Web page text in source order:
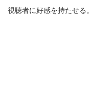
視聴者に好感を持たせる。